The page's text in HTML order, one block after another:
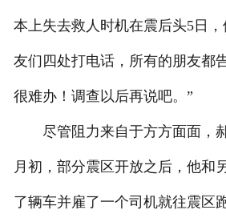
本上失去救人时机在震后头5日
友们四处打电话，所有的朋友都
很难办！调查以后再说吧。”
尽管阻力来自于方方面面，
月初，部分震区开放之后，他和
了辆车并雇了一个司机就往震区跑